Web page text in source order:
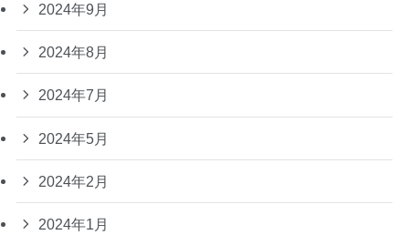
2024年9月
2024年8月
2024年7月
2024年5月
2024年2月
2024年1月